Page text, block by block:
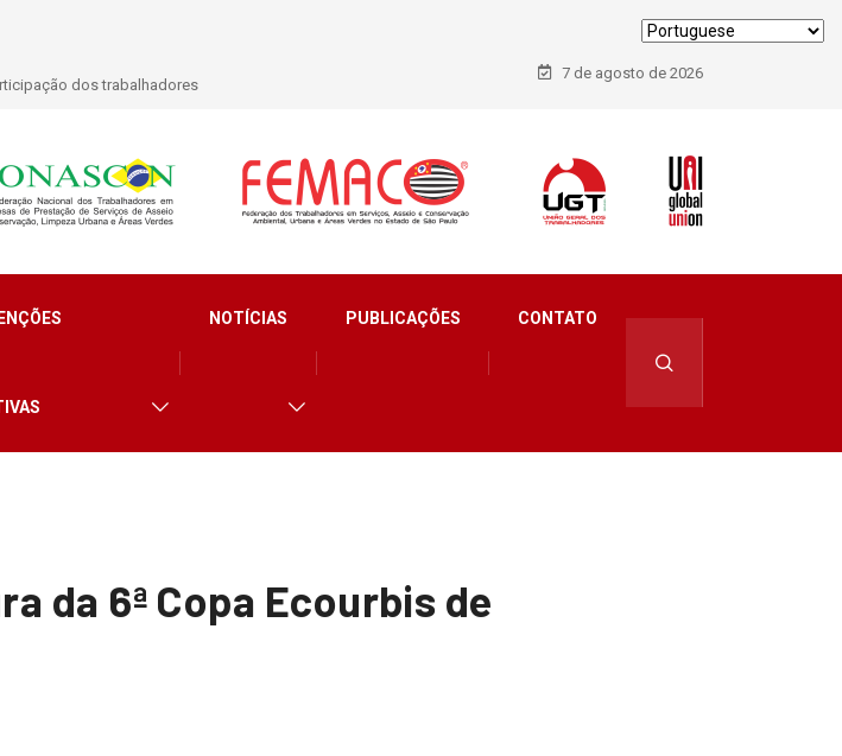
dos trabalhadores
7 de agosto de 2026
NOTÍCIAS PUBLICAÇÕES CONTATO
da 6ª Copa Ecourbis de